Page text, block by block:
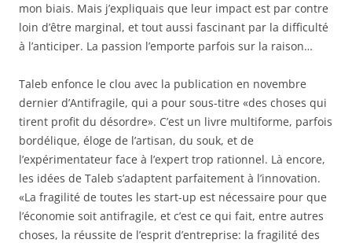
mon biais. Mais j’expliquais que leur impact est par contre
loin d’être marginal, et tout aussi fascinant par la difficulté
à l’anticiper. La passion l’emporte parfois sur la raison…
Taleb enfonce le clou avec la publication en novembre
dernier d’Antifragile, qui a pour sous-titre «des choses qui
tirent profit du désordre». C’est un livre multiforme, parfois
bordélique, éloge de l’artisan, du souk, et de
l’expérimentateur face à l’expert trop rationnel. Là encore,
les idées de Taleb s’adaptent parfaitement à l’innovation.
«La fragilité de toutes les start-up est nécessaire pour que
l’économie soit antifragile, et c’est ce qui fait, entre autres
choses, la réussite de l’esprit d’entreprise: la fragilité des